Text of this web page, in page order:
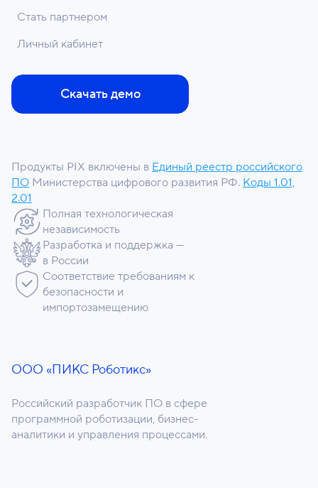
ООО «ПИКС Роботикс»
Российский разработчик ПО в сфере
программной роботизации, бизнес-
аналитики и управления процессами.
Скачать демо
Стать партнером
Личный кабинет
Продукты PIX включены в Единый реестр российского
ПО Министерства цифрового развития РФ. Коды 1.01,
2.01
Полная технологическая
независимость
Разработка и поддержка —
в России
Соответствие требованиям к
безопасности и
импортозамещению